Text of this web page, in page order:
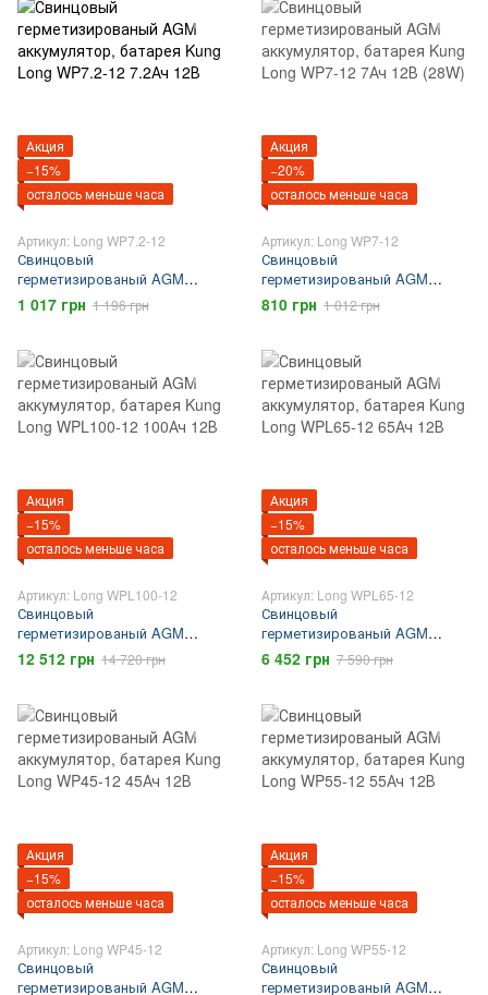
Акция
−15%
осталось меньше часа
Артикул: Long WP7.2-12
Свинцовый
герметизированый AGM
аккумулятор, батарея Kung
Long WP7.2-12 7.2Ач 12В
1 017 грн 1 196 грн
Акция
−20%
осталось меньше часа
Артикул: Long WP7-12
Свинцовый
герметизированый AGM
аккумулятор, батарея Kung
Long WP7-12 7Ач 12В (28W)
810 грн 1 012 грн
Акция
−15%
осталось меньше часа
Артикул: Long WPL100-12
Свинцовый
герметизированый AGM
аккумулятор, батарея Kung
Long WPL100-12 100Ач 12В
12 512 грн 14 720 грн
Акция
−15%
осталось меньше часа
Артикул: Long WPL65-12
Свинцовый
герметизированый AGM
аккумулятор, батарея Kung
Long WPL65-12 65Ач 12В
6 452 грн 7 590 грн
Акция
−15%
осталось меньше часа
Артикул: Long WP45-12
Свинцовый
герметизированый AGM
Акция
−15%
осталось меньше часа
Артикул: Long WP55-12
Свинцовый
герметизированый AGM